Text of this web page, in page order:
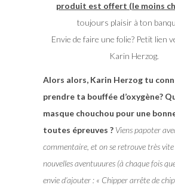
produit est offert (le moins
toujours plaisir à ton
Envie de faire une folie? Petit lien
Karin Herzog.
Alors alors, Karin Herzog tu
prendre ta bouffée d’oxygène?
masque chouchou pour une
toutes épreuves ? Viens papoter
commentaire, et on se retrouve très
nouvelles aventuuures (à chaque fois que
envie d’ajouter : « Chipper arrête de